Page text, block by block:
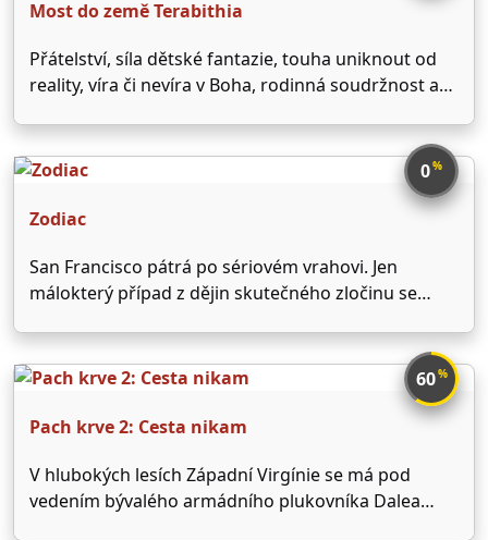
se ale …
Most do země Terabithia
Přátelství, síla dětské fantazie, touha uniknout od
reality, víra či nevíra v Boha, rodinná soudržnost a
výpravném filmu nadávkováno v pečlivě
vykalkulovaných dávkách. Provaz, na němž se dá
0%
Zodiac
San Francisco pátrá po sériovém vrahovi. Jen
málokterý případ z dějin skutečného zločinu se
popravčí kápi, který se vysmívá policii desítkami
dopisů plných děsivých vzkazů a kryptogramů.
Režisér David Fincher zachycuje příběh nechvalně
proslulého …
60%
Pach krve 2: Cesta nikam
V hlubokých lesích Západní Virgínie se má pod
vedením bývalého armádního plukovníka Dalea